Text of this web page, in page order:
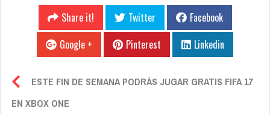
Share it! Twitter
Facebook
Google +
Pinterest Linkedin
ESTE FIN DE SEMANA PODRÁS JUGAR GRATIS FIFA 17
EN XBOX ONE